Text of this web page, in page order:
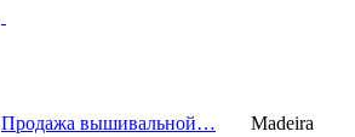
Продажа вышивальной…
Madeira